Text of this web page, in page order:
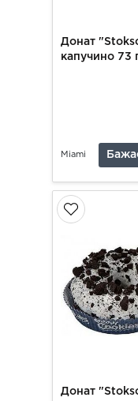
Донат
капучино 73
Miami
Донат